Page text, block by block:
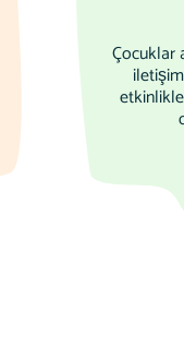
Çocuklar